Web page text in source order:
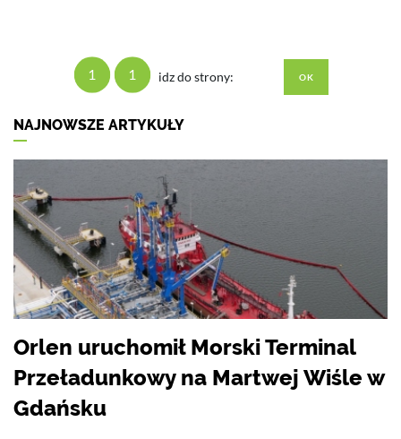
1 1 idz do strony:
NAJNOWSZE ARTYKUŁY
Orlen uruchomił Morski Terminal
Przeładunkowy na Martwej Wiśle w
Gdańsku